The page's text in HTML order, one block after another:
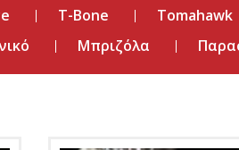
T-Bone Tomahawk
Μπριζόλα